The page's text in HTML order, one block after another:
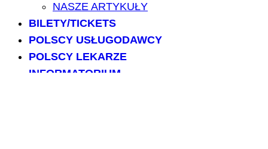
NASZE ARTYKUŁY
BILETY/TICKETS
POLSCY USŁUGODAWCY
POLSCY LEKARZE
INFORMATORIUM